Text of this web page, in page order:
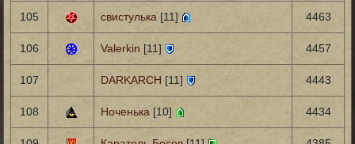
105 свистулька [11] 4463
106 Valerkin [11] 4457
107 DARKARCH [11] 4443
108 Ноченька [10] 4434